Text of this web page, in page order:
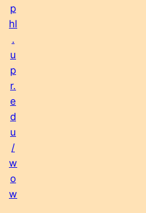
p
hl
.
u
p
r.
e
d
u
/
w
o
w